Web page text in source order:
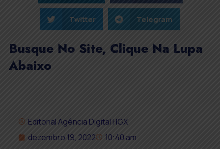
Twitter Telegram
Busque No Site, Clique Na Lupa
Abaixo
Editorial Agência Digital HGX
dezembro 19, 2022
10:40 am